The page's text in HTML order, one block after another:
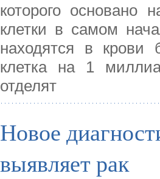
которого основано
клетки в самом
находятся в крови
клетка на 1
отделят
Новое
выявляет рак